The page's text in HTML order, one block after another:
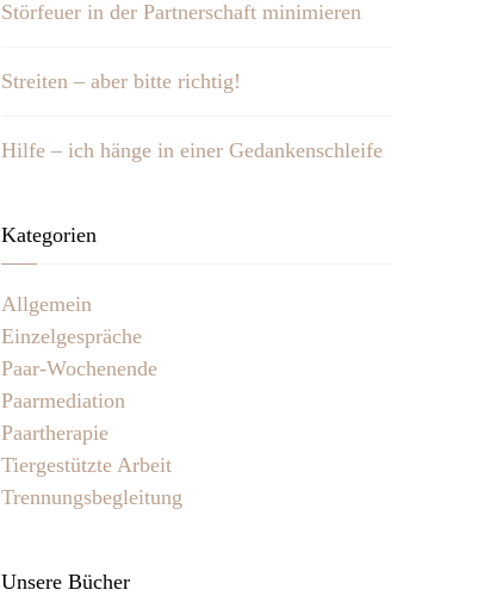
Störfeuer in der Partnerschaft minimieren
Streiten – aber bitte richtig!
Hilfe – ich hänge in einer Gedankenschleife
Kategorien
Allgemein
Einzelgespräche
Paar-Wochenende
Paarmediation
Paartherapie
Tiergestützte Arbeit
Trennungsbegleitung
Unsere Bücher